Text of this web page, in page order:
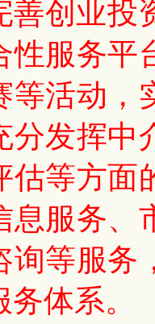
善创业投
性服务平
等活动，
分发挥中
估等方面
息服务、
询等服务
务体系。